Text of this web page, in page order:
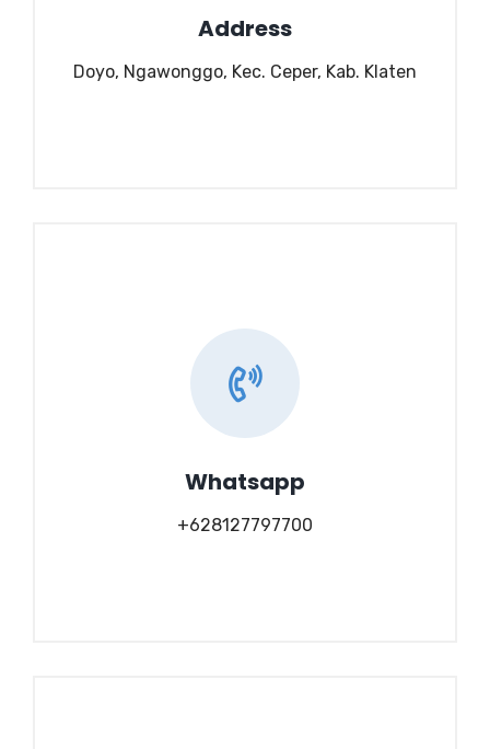
Address
Doyo, Ngawonggo, Kec. Ceper, Kab. Klaten
Whatsapp
+628127797700